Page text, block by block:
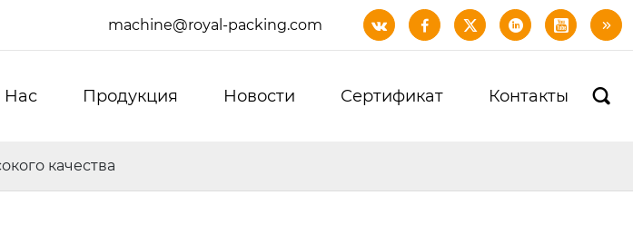
machine@royal-packing.com      
Продукция Новости Сертификат Контакты 
качества